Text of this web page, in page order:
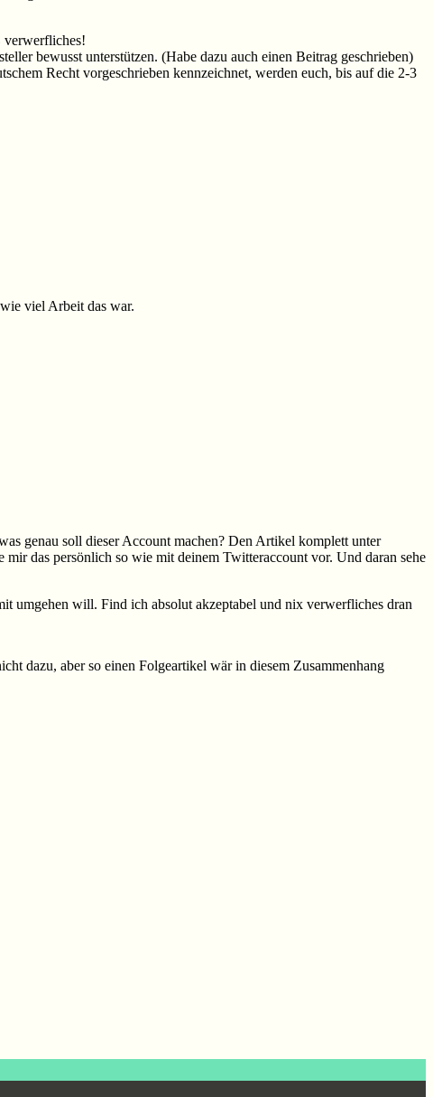
verwerfliches!
bewusst unterstützen. (Habe dazu auch einen Beitrag geschrieben)
Recht vorgeschrieben kennzeichnet, werden euch, bis auf die 2-3
viel Arbeit das war.
genau soll dieser Account machen? Den Artikel komplett unter
das persönlich so wie mit deinem Twitteraccount vor. Und daran sehe
umgehen will. Find ich absolut akzeptabel und nix verwerfliches dran
dazu, aber so einen Folgeartikel wär in diesem Zusammenhang